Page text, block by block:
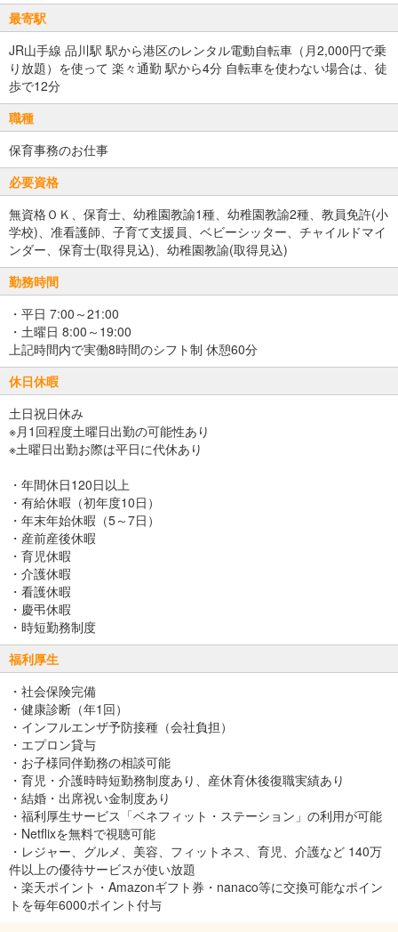
最寄駅
JR山手線 品川駅 駅から港区のレンタル電動自転車（月2,000円で乗
り放題）を使って 楽々通勤 駅から4分 自転車を使わない場合は、徒
歩で12分
職種
保育事務のお仕事
必要資格
無資格ＯＫ、保育士、幼稚園教諭1種、幼稚園教諭2種、教員免許(小
学校)、准看護師、子育て支援員、ベビーシッター、チャイルドマイ
ンダー、保育士(取得見込)、幼稚園教諭(取得見込)
勤務時間
・平日 7:00～21:00
・土曜日 8:00～19:00
上記時間内で実働8時間のシフト制 休憩60分
休日休暇
土日祝日休み
※月1回程度土曜日出勤の可能性あり
※土曜日出勤お際は平日に代休あり
・年間休日120日以上
・有給休暇（初年度10日）
・年末年始休暇（5～7日）
・産前産後休暇
・育児休暇
・介護休暇
・看護休暇
・慶弔休暇
・時短勤務制度
福利厚生
・社会保険完備
・健康診断（年1回）
・インフルエンザ予防接種（会社負担）
・エプロン貸与
・お子様同伴勤務の相談可能
・育児・介護時時短勤務制度あり、産休育休後復職実績あり
・結婚・出席祝い金制度あり
・福利厚生サービス「ベネフィット・ステーション」の利用が可能
・Netflixを無料で視聴可能
・レジャー、グルメ、美容、フィットネス、育児、介護など 140万
件以上の優待サービスが使い放題
・楽天ポイント・Amazonギフト券・nanaco等に交換可能なポイン
トを毎年6000ポイント付与